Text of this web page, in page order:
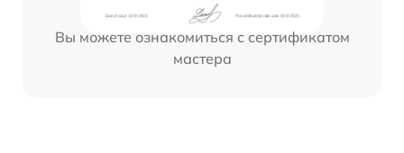
Вы можете ознакомиться с сертификатом
мастера